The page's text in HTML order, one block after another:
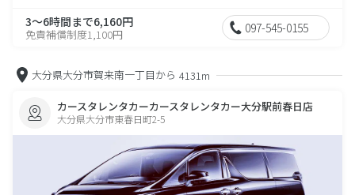
3～6時間まで6,160円
免責補償制度1,100円 097-545-0155
大分県大分市賀来南一丁目から 4131m
カースタレンタカーカースタレンタカー大分駅前春日店
大分県大分市東春日町2-5